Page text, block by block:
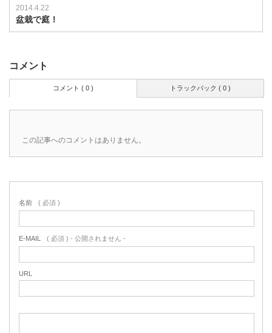
2014.4.22
盆栽で庭！
コメント
トラックバック ( 0 )
コメント ( 0 )
この記事へのコメントはありません。
名前 ( 必須 )
E-MAIL ( 必須 ) - 公開されません -
URL